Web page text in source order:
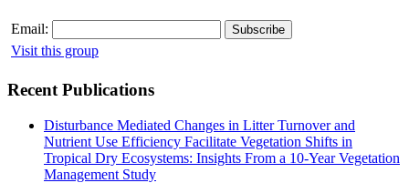
Email:
Visit this group
Recent Publications
Disturbance Mediated Changes in Litter Turnover and
Nutrient Use Efficiency Facilitate Vegetation Shifts in
Tropical Dry Ecosystems: Insights From a 10-Year Vegetation
Management Study